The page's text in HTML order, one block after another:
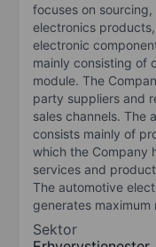
focuses on
electronics
electronic
mainly consisting of
module. The
party suppliers and
sales channels. The
consists mainly of
which the Company
services and
The automotive
generates maximum
Sektor